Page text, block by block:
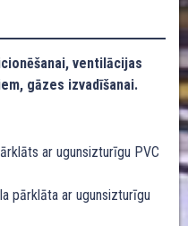
ventilācijas
gāzes izvadīšanai.
ar ugunsizturīgu PVC
pārklāta ar ugunsizturīgu